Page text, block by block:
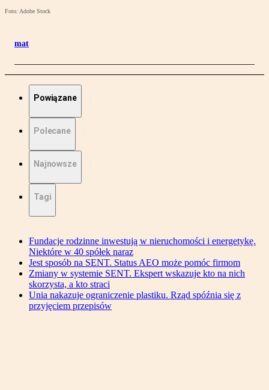
Foto: Adobe Stock
mat
Powiązane
Polecane
Najnowsze
Tagi
Fundacje rodzinne inwestują w nieruchomości i energetykę.
Niektóre w 40 spółek naraz
Jest sposób na SENT. Status AEO może pomóc firmom
Zmiany w systemie SENT. Ekspert wskazuje kto na nich
skorzysta, a kto straci
Unia nakazuje ograniczenie plastiku. Rząd spóźnia się z
przyjęciem przepisów